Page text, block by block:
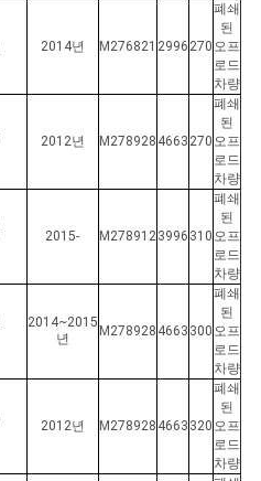
2014년 M276821 2996 270
폐쇄
된
오프
로드
차량
2012년 M278928 4663 270
폐쇄
된
오프
로드
차량
2015- M2789123996 310
폐쇄
된
오프
로드
차량
2014~2015
년
M278928 4663 300
폐쇄
된
오프
로드
차량
2012년 M278928 4663 320
폐쇄
된
오프
로드
차량